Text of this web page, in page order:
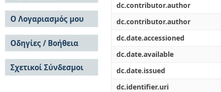
dc.contributor.author
dc.contributor.author
dc.date.accessioned
dc.date.available
dc.date.issued
dc.identifier.uri
Σε όλο το DSpace
Κοινότητες & Συλλογές
Ανά Ημερομηνία
Έκδοσης
Συγγραφείς
Τίτλοι
Θέματα
Ο Λογαριασμός μου
Σύνδεση
Εγγραφή
Οδηγίες / Βοήθεια
Οδηγίες Υποβολής
Οδηγίες Χρήσης ΙΑ
Συχνές Ερωτήσεις
Σχετικοί Σύνδεσμοι